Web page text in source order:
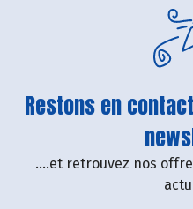
Restons en
....et retrouvez nos